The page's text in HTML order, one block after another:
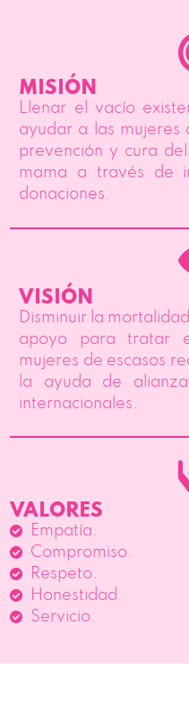
MISIÓN
Llenar el vacío
ayudar a las mujeres
prevención y cura
mama a través de
donaciones.
VISIÓN
Disminuir la
apoyo para tratar
mujeres de escasos
la ayuda de
internacionales.
VALORES
Empatía.
Compromiso.
Respeto.
Honestidad.
Servicio.